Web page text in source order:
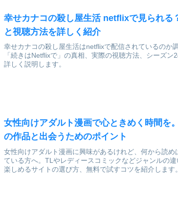
幸せカナコの殺し屋生活 netflixで見られる
と視聴方法を詳しく紹介
幸せカナコの殺し屋生活はnetflixで配信されているのか
「続きはNetflixで」の真相、実際の視聴方法、シーズン
詳しく説明します。
女性向けアダルト漫画で心ときめく時間を
の作品と出会うためのポイント
女性向けアダルト漫画に興味があるけれど、何から読め
ている方へ。TLやレディースコミックなどジャンルの違
楽しめるサイトの選び方、無料で試すコツを紹介します。